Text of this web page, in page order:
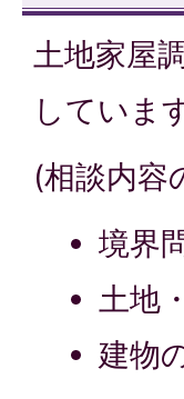
土地家屋
していま
(相談内容
境界
土地
建物